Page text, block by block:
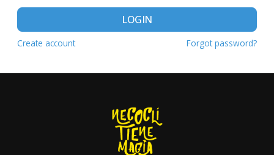
LOGIN
Create account Forgot password?